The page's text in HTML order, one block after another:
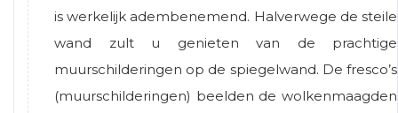
is werkelijk adembenemend. Halverwege de steile
wand zult u genieten van de prachtige
muurschilderingen op de spiegelwand. De fresco’s
(muurschilderingen) beelden de wolkenmaagden